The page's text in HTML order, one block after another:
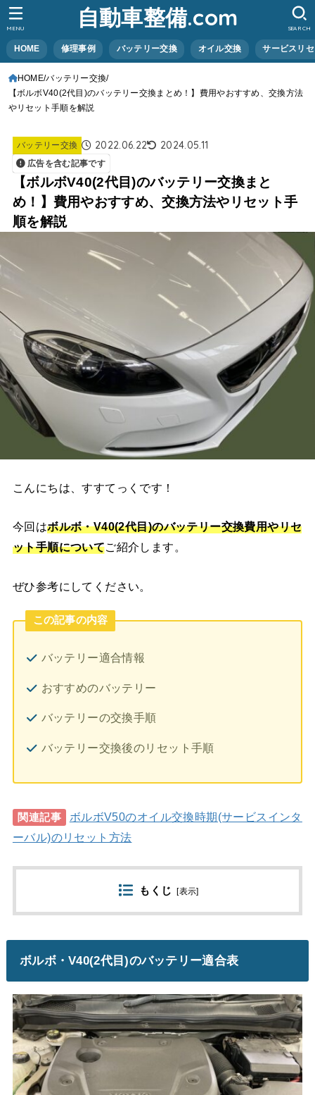
自動車整備.com
HOME 修理事例 バッテリー交換 オイル交換 サービスリ
SEARCH
MENU
HOME バッテリー交換
【ボルボV40(2代目)のバッテリー交換まとめ！】費用やおすすめ、交換方法
やリセット手順を解説
バッテリー交換 2022.06.22 2024.05.11
広告を含む記事です
【ボルボV40(2代目)のバッテリー交換まと
め！】費用やおすすめ、交換方法やリセット手
順を解説
こんにちは、すすてっくです！
今回はボルボ・V40(2代目)のバッテリー交換費用やリセ
ット手順についてご紹介します。
ぜひ参考にしてください。
この記事の内容
バッテリー適合情報
おすすめのバッテリー
バッテリーの交換手順
バッテリー交換後のリセット手順
関連記事
ボルボV50のオイル交換時期(サービスインタ
ーバル)のリセット方法
もくじ [表示]
ボルボ・V40(2代目)のバッテリー適合表